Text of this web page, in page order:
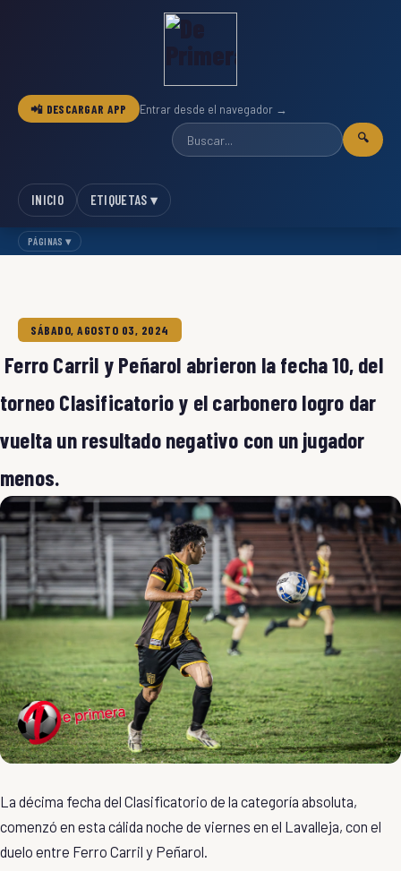
📲 DESCARGAR APP Entrar desde el navegador →
🔍
INICIO ETIQUETAS ▾
PÁGINAS ▾
SÁBADO, AGOSTO 03, 2024
Ferro Carril y Peñarol abrieron la fecha 10, del
torneo Clasificatorio y el carbonero logro dar
vuelta un resultado negativo con un jugador
menos.
La décima fecha del Clasificatorio de la categoría absoluta,
comenzó en esta cálida noche de viernes en el Lavalleja, con el
duelo entre Ferro Carril y Peñarol.